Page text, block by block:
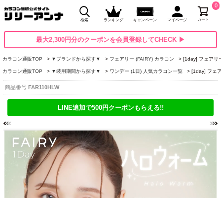
検索 ランキング キャンペーン マイページ カート
0
最大2,300円分のクーポンを会員登録してCHECK ▶
カラコン通販TOP ▼ブランドから探す▼ フェアリー (FAIRY) カラコン [1day] フェアリ
カラコン通販TOP ▼装用期間から探す▼ ワンデー (1日) 人気カラコン一覧 [1day] フェ
商品番号 FAR110HLW
LINE追加で500円クーポンもらえる!!